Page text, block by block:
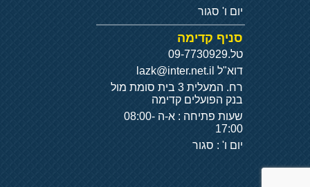
יום ו' סגור
סניף קדימה
טל.09-7730929
דוא"ל
רח. המעלית 3 בית סומת מול
בנק הפועלים קדימה
שעות פתיחה : א-ה 08:00-
17:00
יום ו' : סגור